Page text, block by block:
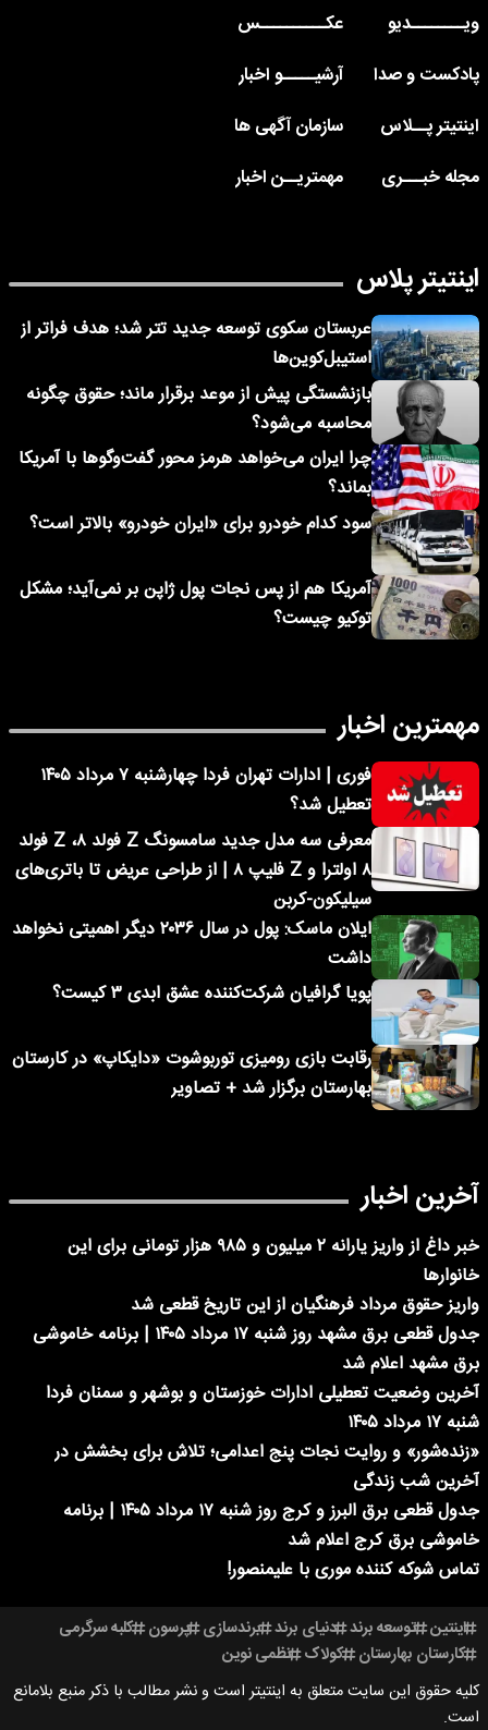
ویــــــــدیو
عکــــــــــس
پادکست و صدا
آرشیـــــو اخبار
اینتیتر پــلاس
سازمان آگهی ها
مجله خبـــری
مهمتریــن اخبار
اینتیتر پلاس
عربستان سکوی توسعه جدید تتر شد؛ هدف فراتر از
استیبل‌کوین‌ها
بازنشستگی پیش از موعد برقرار ماند؛ حقوق چگونه
محاسبه می‌شود؟
چرا ایران می‌خواهد هرمز محور گفت‌وگوها با آمریکا
بماند؟
سود کدام خودرو برای «ایران خودرو» بالاتر است؟
آمریکا هم از پس نجات پول ژاپن بر نمی‌آید؛ مشکل
توکیو چیست؟
مهمترین اخبار
فوری | ادارات تهران فردا چهارشنبه ۷ مرداد ۱۴۰۵
تعطیل شد؟
معرفی سه مدل جدید سامسونگ Z فولد ۸، Z فولد
۸ اولترا و Z فلیپ ۸ | از طراحی عریض تا باتری‌های
سیلیکون-کربن
ایلان ماسک: پول در سال ۲۰۳۶ دیگر اهمیتی نخواهد
داشت
پویا گرافیان شرکت‌کننده عشق ابدی ۳ کیست؟
رقابت بازی رومیزی توربوشوت «دایکاپ» در کارستان
بهارستان برگزار شد + تصاویر
آخرین اخبار
خبر داغ از واریز یارانه ۲ میلیون و ۹۸۵ هزار تومانی برای این
خانوارها
واریز حقوق مرداد فرهنگیان از این تاریخ قطعی شد
جدول قطعی برق مشهد روز شنبه ۱۷ مرداد ۱۴۰۵ | برنامه خاموشی
برق مشهد اعلام شد
آخرین وضعیت تعطیلی ادارات خوزستان و بوشهر و سمنان فردا
شنبه ۱۷ مرداد ۱۴۰۵
«زنده‌شور» و روایت نجات پنج اعدامی؛ تلاش برای بخشش در
آخرین شب زندگی
جدول قطعی برق البرز و کرج روز شنبه ۱۷ مرداد ۱۴۰۵ | برنامه
خاموشی برق کرج اعلام شد
تماس شوکه کننده موری با علیمنصور!
اینتین توسعه برند دنیای برند برندسازی پرسون کلبه سرگرمی
کارستان بهارستان کولاک نظمی نوین
کلیه حقوق این سایت متعلق به اینتیتر است و نشر مطالب با ذکر منبع بلامانع
است.